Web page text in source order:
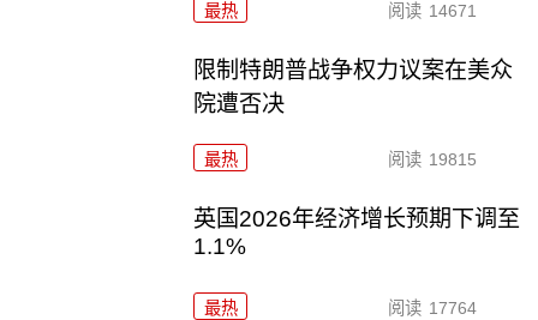
最热 阅读 14671
限制特朗普战争权力议案在美众
院遭否决
最热 阅读 19815
英国2026年经济增长预期下调至
1.1%
最热 阅读 17764